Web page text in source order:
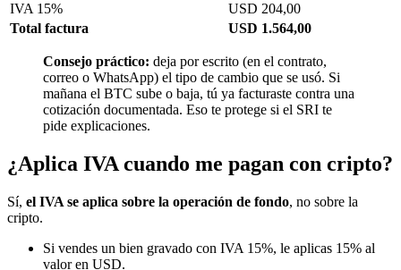
IVA 15%
USD 204,00
Total factura
USD 1.564,00
Consejo práctico: deja por escrito (en el contrato,
correo o WhatsApp) el tipo de cambio que se usó. Si
mañana el BTC sube o baja, tú ya facturaste contra una
cotización documentada. Eso te protege si el SRI te
pide explicaciones.
¿Aplica IVA cuando me pagan con cripto?
Sí, el IVA se aplica sobre la operación de fondo, no sobre la
cripto.
Si vendes un bien gravado con IVA 15%, le aplicas 15% al
valor en USD.